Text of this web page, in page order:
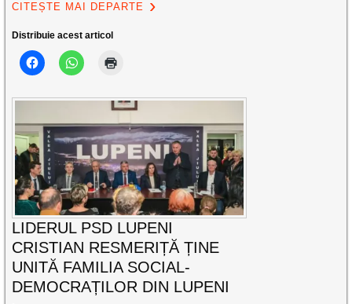
CITEȘTE MAI DEPARTE
Distribuie acest articol
LIDERUL PSD LUPENI
CRISTIAN RESMERIȚĂ ȚINE
UNITĂ FAMILIA SOCIAL-
DEMOCRAȚILOR DIN LUPENI